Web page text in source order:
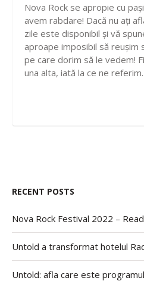
Nova Rock se apropie cu
avem rabdare! Dacă nu ați
zile este disponibil și vă
aproape imposibil să
pe care dorim să le vedem!
una alta, iată la ce ne
RECENT POSTS
Nova Rock Festival 2022 –
Untold a transformat hotelul
Untold: afla care este